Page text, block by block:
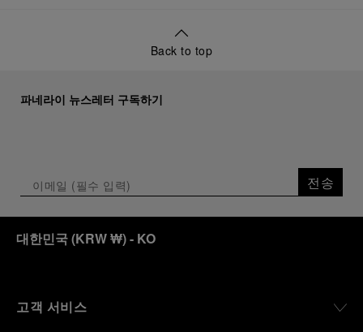
Back to top
파네라이 뉴스레터 구독하기
전송
대한민국(KRW ₩)- KO
고객 서비스